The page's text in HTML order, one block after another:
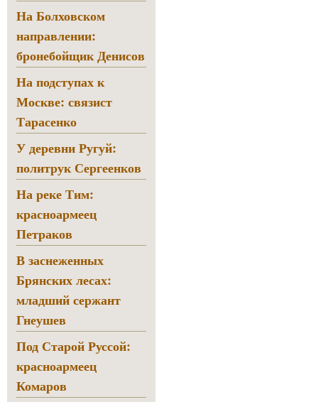
На Болховском
направлении:
бронебойщик Денисов
На подступах к
Москве: связист
Тарасенко
У деревни Ругуй:
политрук Сергеенков
На реке Тим:
красноармеец
Петраков
В заснеженных
Брянских лесах:
младший сержант
Гнеушев
Под Старой Руссой:
красноармеец
Комаров